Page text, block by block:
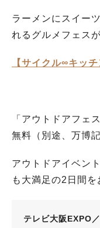
ラーメンにスイー
れるグルメフェス
【サイクル∞キッ
「アウトドアフェ
無料（別途、万博
アウトドアイベン
も大満足の2日間を
テレビ大阪EXPO